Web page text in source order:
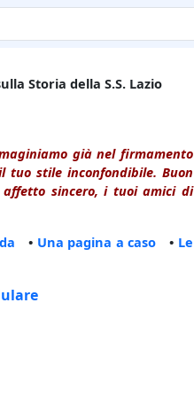
Storia della S.S. Lazio
già nel firmamento
tuo stile inconfondibile. Buon
affetto sincero, i tuoi amici di
• Una pagina a caso • Le